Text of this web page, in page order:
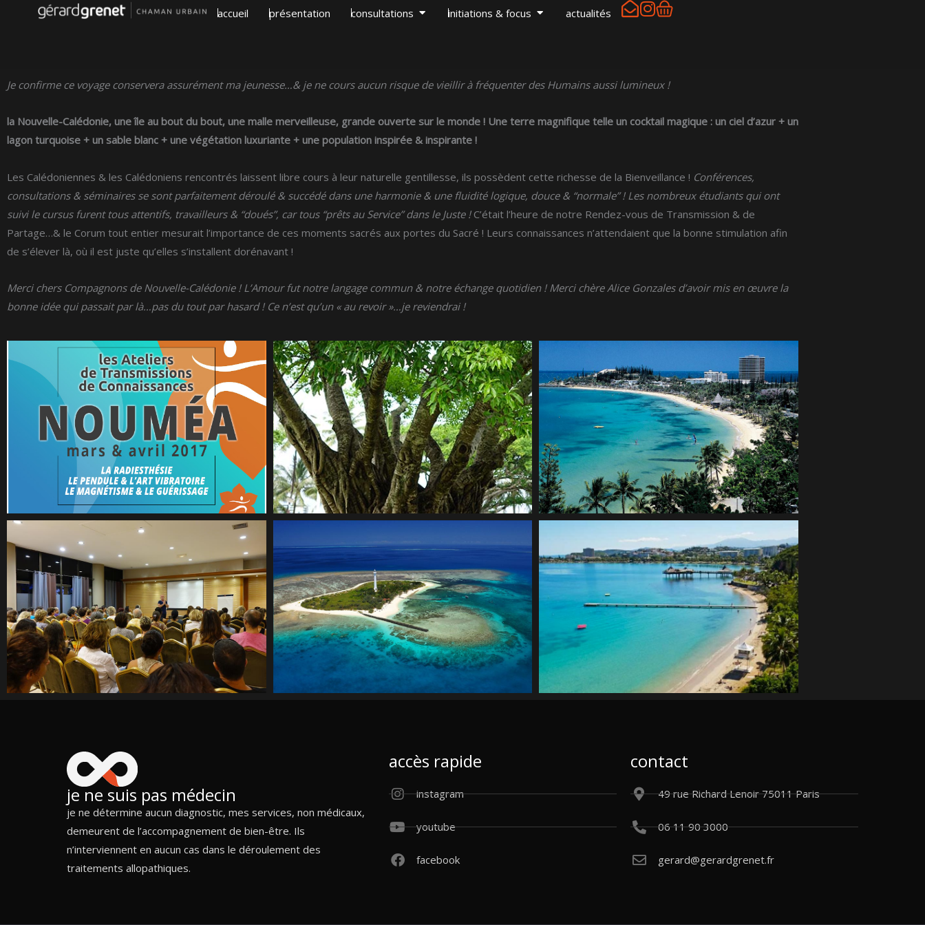
accueil présentation consultations OUVRIR CONSULTATIONS
initiations & focus OUVRIR INITIATIONS & FOCUS
actualités I
g
r
a
Panier
Je confirme ce voyage conservera assurément ma jeunesse…& je ne cours aucun risque de vieillir à fréquenter des Humains aussi lumineux !
la Nouvelle-Calédonie, une île au bout du bout, une malle merveilleuse, grande ouverte sur le monde ! Une terre magnifique telle un cocktail magique : un ciel d’azur + un
lagon turquoise + un sable blanc + une végétation luxuriante + une population inspirée & inspirante !
Les Calédoniennes & les Calédoniens rencontrés laissent libre cours à leur naturelle gentillesse, ils possèdent cette richesse de la Bienveillance ! Conférences,
consultations & séminaires se sont parfaitement déroulé & succédé dans une harmonie & une fluidité logique, douce & “normale” ! Les nombreux étudiants qui ont
suivi le cursus furent tous attentifs, travailleurs & “doués”, car tous “prêts au Service” dans le Juste ! C’était l’heure de notre Rendez-vous de Transmission & de
Partage…& le Corum tout entier mesurait l’importance de ces moments sacrés aux portes du Sacré ! Leurs connaissances n’attendaient que la bonne stimulation afin
de s’élever là, où il est juste qu’elles s’installent dorénavant !
Merci chers Compagnons de Nouvelle-Calédonie ! L’Amour fut notre langage commun & notre échange quotidien ! Merci chère Alice Gonzales d’avoir mis en œuvre la
bonne idée qui passait par là…pas du tout par hasard ! Ce n’est qu’un « au revoir »…je reviendrai !
je ne suis pas médecin
je ne détermine aucun diagnostic, mes services, non médicaux,
demeurent de l’accompagnement de bien-être. Ils
n’interviennent en aucun cas dans le déroulement des
traitements allopathiques.
accès rapide
instagram
youtube
facebook
contact
49 rue Richard Lenoir 75011 Paris
06 11 90 3000
gerard@gerardgrenet.fr